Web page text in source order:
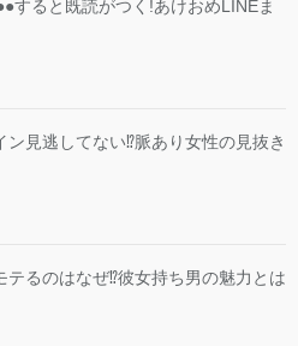
すると既読がつく!あけおめLINEま
ン見逃してない⁉︎脈あり女性の見抜き
テるのはなぜ⁉︎彼女持ち男の魅力とは